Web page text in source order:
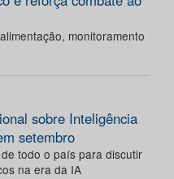
monitoramento
sobre Inteligência
setembro
todo o país para discutir
na era da IA